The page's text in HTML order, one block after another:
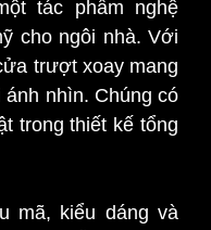
tác phẩm nghệ
cho ngôi nhà. Với
trượt xoay mang
ánh nhìn. Chúng có
trong thiết kế tổng
mã, kiểu dáng và